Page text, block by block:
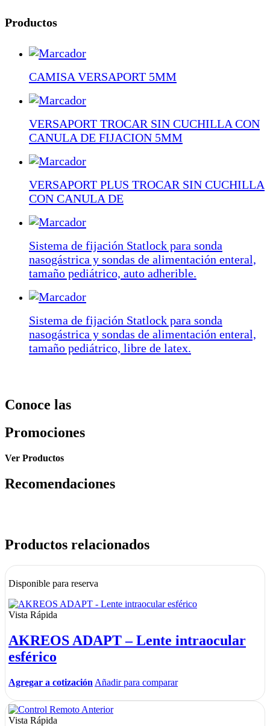
Productos
CAMISA VERSAPORT 5MM
VERSAPORT TROCAR SIN CUCHILLA CON
CANULA DE FIJACION 5MM
VERSAPORT PLUS TROCAR SIN CUCHILLA
CON CANULA DE
Sistema de fijación Statlock para sonda
nasogástrica y sondas de alimentación enteral,
tamaño pediátrico, auto adherible.
Sistema de fijación Statlock para sonda
nasogástrica y sondas de alimentación enteral,
tamaño pediátrico, libre de latex.
Conoce las
Promociones
Ver Productos
Recomendaciones
Productos relacionados
Disponible para reserva
Vista Rápida
AKREOS ADAPT – Lente intraocular
esférico
Agregar a cotización Añadir para comparar
Vista Rápida